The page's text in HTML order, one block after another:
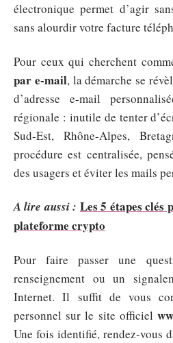
électronique permet d’agir
sans alourdir votre facture
Pour ceux qui cherchent
par e-mail, la démarche se
d’adresse e-mail
régionale : inutile de tenter
Sud-Est, Rhône-Alpes,
procédure est centralisée,
des usagers et éviter les mails
A lire aussi : Les 5 étapes
plateforme crypto
Pour faire passer une
renseignement ou un
Internet. Il suffit de vous
personnel sur le site officiel
Une fois identifié, rendez-vous